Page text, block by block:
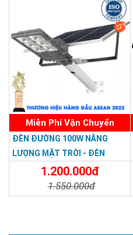
22%
Miễn Phí Vận Chuyển
ĐÈN ĐƯỜNG 100W NĂNG
LƯỢNG MẶT TRỜI - ĐÈN
ĐƯỜNG NĂNG LƯỢNG MẶT
TRỜI 100W GIÁ RẺ - Solar
Light 100W
1.200.000đ
1.550.000đ